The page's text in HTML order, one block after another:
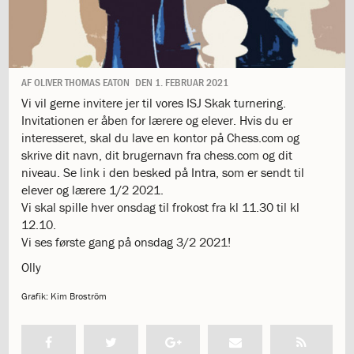
days
of
giving
1.12:
Let
it
Grow
1.13:
Move
it!
1.14:
Ucycle
We
cycle
Recycle
1.16:
Bombningen
Jeanne
AFOLIVER THOMAS EATON DEN 1. FEBRUAR 2021
Vi vil gerne invitere jer til vores ISJ Skak turnering.
Invitationen er åben for lærere og elever. Hvis du er
interesseret, skal du lave en kontor på Chess.com og
skrive dit navn, dit brugernavn fra chess.com og dit
niveau. Se link i den besked på Intra, som er sendt til
elever og lærere 1/2 2021.
Vi skal spille hver onsdag til frokost fra kl 11.30 til kl
12.10.
Vi ses første gang på onsdag 3/2 2021!
Olly
Grafik: Kim Broström